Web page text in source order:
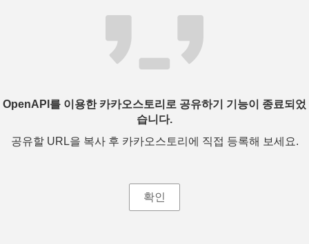
OpenAPI를 이용한 카카오스토리로 공유하기 기능이 종료되었
습니다.
공유할 URL을 복사 후 카카오스토리에 직접 등록해 보세요.
확인